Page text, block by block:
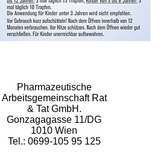
Pharmazeutische
Arbeitsgemeinschaft Rat
& Tat GmbH.
Gonzagagasse 11/DG
1010 Wien
Tel.: 0699-105 95 125